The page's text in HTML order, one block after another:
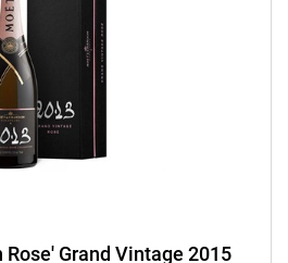
Grand Vintage 2015